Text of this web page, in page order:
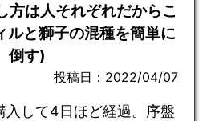
は人それぞれだからこ
ルと獅子の混種を簡単に
倒す)
投稿日：2022/04/07
入して4日ほど経過。序盤